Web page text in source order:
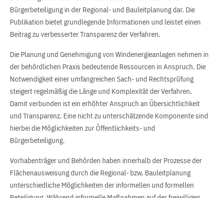
Bürgerbeteiligung in der Regional- und Bauleitplanung dar. Die
Publikation bietet grundlegende Informationen und leistet einen
Beitrag zu verbesserter Transparenz der Verfahren.
Die Planung und Genehmigung von Windenergieanlagen nehmen in
der behördlichen Praxis bedeutende Ressourcen in Anspruch. Die
Notwendigkeit einer umfangreichen Sach- und Rechtsprüfung
steigert regelmäßig die Länge und Komplexität der Verfahren.
Damit verbunden ist ein erhöhter Anspruch an Übersichtlichkeit
und Transparenz. Eine nicht zu unterschätzende Komponente sind
hierbei die Möglichkeiten zur Öffentlichkeits- und
Bürgerbeteiligung.
Vorhabenträger und Behörden haben innerhalb der Prozesse der
Flächenausweisung durch die Regional- bzw. Bauleitplanung
unterschiedliche Möglichkeiten der informellen und formellen